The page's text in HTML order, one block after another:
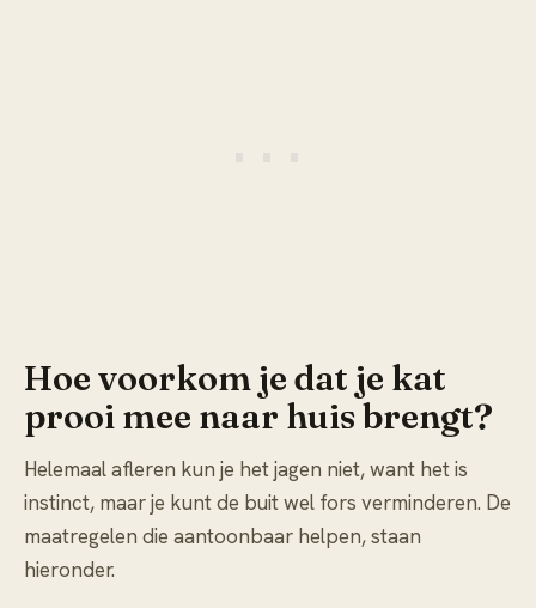
Hoe voorkom je dat je kat
prooi mee naar huis brengt?
Helemaal afleren kun je het jagen niet, want het is
instinct, maar je kunt de buit wel fors verminderen. De
maatregelen die aantoonbaar helpen, staan
hieronder.